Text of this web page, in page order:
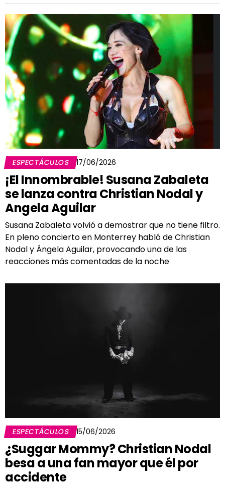
ESPECTÁCULOS 17/06/2026
¡El Innombrable! Susana Zabaleta
se lanza contra Christian Nodal y
Angela Aguilar
Susana Zabaleta volvió a demostrar que no tiene filtro.
En pleno concierto en Monterrey habló de Christian
Nodal y Ángela Aguilar, provocando una de las
reacciones más comentadas de la noche
ESPECTÁCULOS 15/06/2026
¿Suggar Mommy? Christian Nodal
besa a una fan mayor que él por
accidente